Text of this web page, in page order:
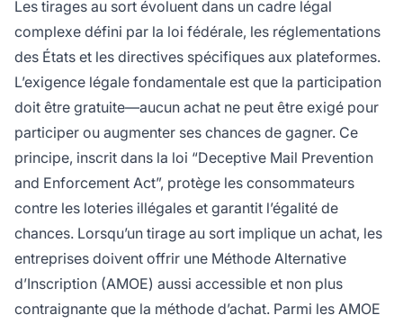
Les tirages au sort évoluent dans un cadre légal
complexe défini par la loi fédérale, les réglementations
des États et les directives spécifiques aux plateformes.
L’exigence légale fondamentale est que la participation
doit être gratuite—aucun achat ne peut être exigé pour
participer ou augmenter ses chances de gagner. Ce
principe, inscrit dans la loi “Deceptive Mail Prevention
and Enforcement Act”, protège les consommateurs
contre les loteries illégales et garantit l’égalité de
chances. Lorsqu’un tirage au sort implique un achat, les
entreprises doivent offrir une Méthode Alternative
d’Inscription (AMOE) aussi accessible et non plus
contraignante que la méthode d’achat. Parmi les AMOE